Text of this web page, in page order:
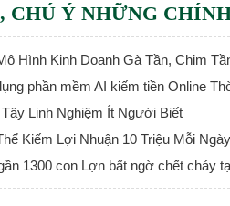
CHÚ Ý NHỮNG
Hình Kinh Doanh Gà Tần, Chim
phần mềm AI kiếm tiền Online
Linh Nghiệm Ít Người Biết
Kiếm Lợi Nhuận 10 Triệu Mỗi Ngày
1300 con Lợn bất ngờ chết cháy